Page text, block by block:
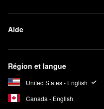
Aide
Région et langue
United States - English
Canada - English